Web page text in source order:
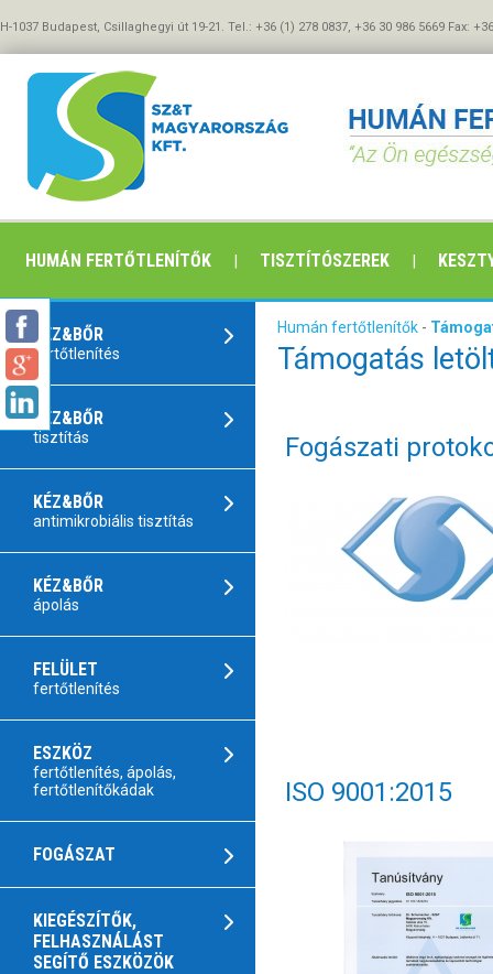
H-1037 Budapest, Csillaghegyi út 19-21. Tel.: +36 (1) 278 0837, +36 30 986 5669 Fax:
HUMÁN FERTŐTLENÍTŐK TISZTÍTÓSZEREK
KÉZ&BŐR
fertőtlenítés
KÉZ&BŐR
tisztítás
KÉZ&BŐR
antimikrobiális tisztítás
KÉZ&BŐR
ápolás
FELÜLET
fertőtlenítés
ESZKÖZ
fertőtlenítés, ápolás,
fertőtlenítőkádak
FOGÁSZAT
KIEGÉSZÍTŐK,
FELHASZNÁLÁST
SEGÍTŐ ESZKÖZÖK
Humán fertőtlenítők -
Támogatás
Fogászati
ISO 9001:2015